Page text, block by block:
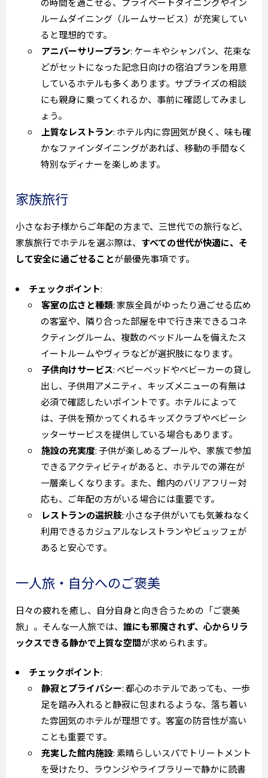
ルームダイニング（ルームサービス）が充実してい
ると理想的です。
アニバーサリープラン: ケーキやシャンパン、花束な
どがセットになった記念日向けの宿泊プランを用意
しているホテルも多くあります。サプライズの相談
にも親身に乗ってくれるか、事前に確認してみまし
ょう。
上質なレストラン: ホテル内に雰囲気が良く、味も確
かなファインダイニングがあれば、移動の手間なく
特別なディナーを楽しめます。
家族旅行
小さなお子様からご年配の方まで、三世代での旅行など、
家族旅行でホテルを選ぶ際は、 すべての世代が快適に、そ
して安全に過ごせることが最優先事項です。
チェックポイント:
客室の広さと種類: 家族全員がゆったり過ごせる広め
の客室や、隣り合った部屋を中で行き来できるコネ
クティングルーム、複数のベッドルームを備えたス
イートルームやヴィラなどが選択肢になります。
子供向けサービス: ベビーベッドやベビーカーの貸し
出し、子供用アメニティ、キッズメニューの有無は
必須で確認したいポイントです。ホテルによって
は、子供を預かってくれるキッズクラブやベビーシ
ッターサービスを提供している場合もあります。
施設の充実度: 子供が楽しめるプールや、家族で参加
できるアクティビティがあると、ホテルでの滞在が
一層楽しくなります。また、館内のバリアフリー対
応も、ご年配の方がいる場合には重要です。
レストランの選択肢: 小さな子供がいても気兼ねなく
利用できるカジュアルなレストランやビュッフェが
あると安心です。
一人旅・自分へのご褒美
日々の疲れを癒し、自分自身と向き合うための「ご褒美
旅」。そんな一人旅では、 誰にも邪魔されず、心からリラ
ックスできる静かで上質な空間が求められます。
チェックポイント:
静寂とプライバシー: 都心のホテルであっても、一歩
足を踏み入れると静寂に包まれるような、落ち着い
た雰囲気のホテルが理想です。客室の防音性が高い
ことも重要です。
充実した館内施設: 素晴らしいスパでトリートメント
を受けたり、ラウンジやライブラリーで静かに読書